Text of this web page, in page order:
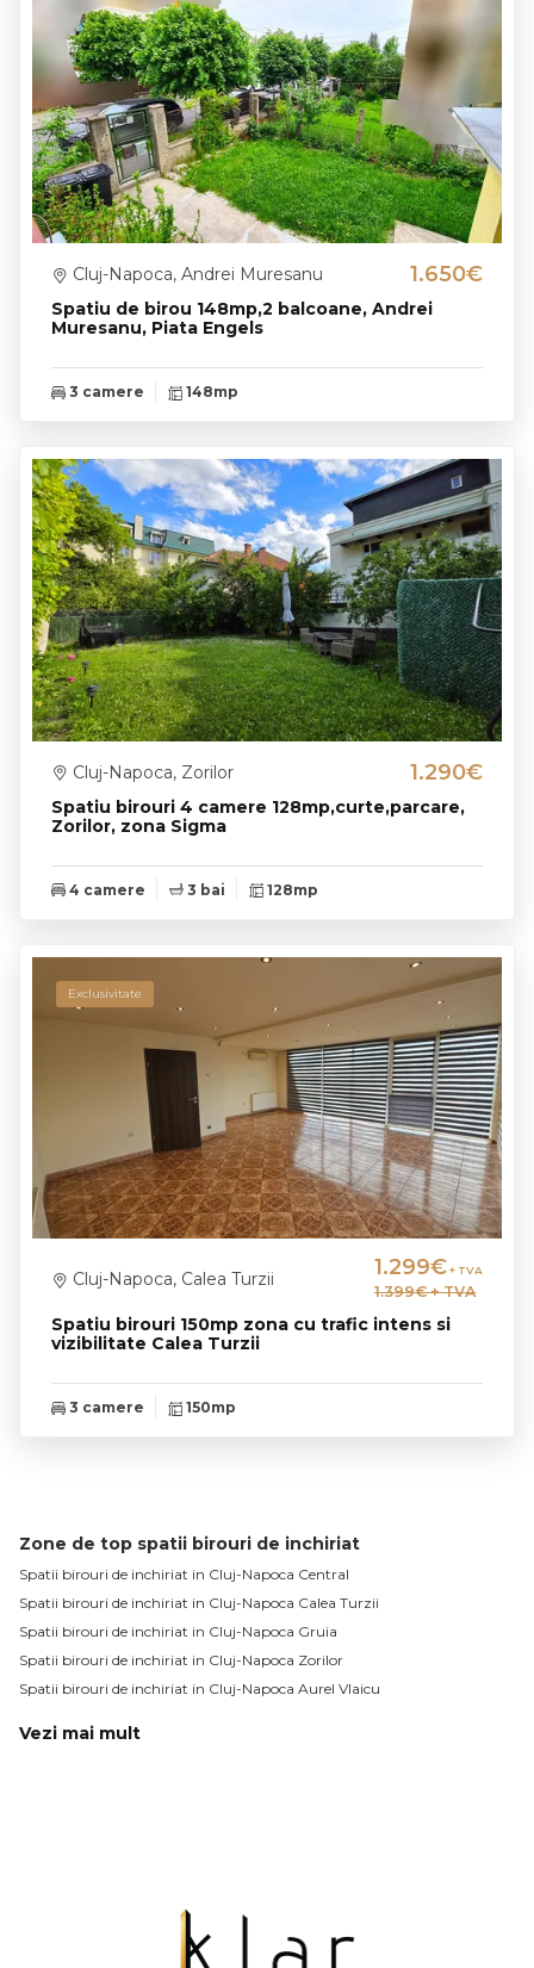
Spatiu de birou 148mp,2 balcoane, Andrei
Muresanu, Piata Engels
Cluj-Napoca, Andrei Muresanu 1.650€
3 camere 148mp
Spatiu birouri 4 camere 128mp,curte,parcare,
Zorilor, zona Sigma
Cluj-Napoca, Zorilor 1.290€
4 camere 3 bai 128mp
Exclusivitate
Spatiu birouri 150mp zona cu trafic intens si
vizibilitate Calea Turzii
Cluj-Napoca, Calea Turzii 1.299€+ TVA
1.399€+ TVA
3 camere 150mp
Zone de top spatii birouri de inchiriat
Spatii birouri de inchiriat in Cluj-Napoca Central
Spatii birouri de inchiriat in Cluj-Napoca Calea Turzii
Spatii birouri de inchiriat in Cluj-Napoca Gruia
Spatii birouri de inchiriat in Cluj-Napoca Zorilor
Spatii birouri de inchiriat in Cluj-Napoca Aurel Vlaicu
Spatii birouri de inchiriat 1 camera
Spatii birouri de inchiriat 2 camere
Vezi mai mult